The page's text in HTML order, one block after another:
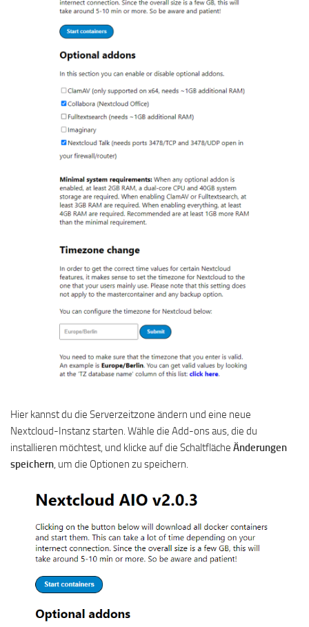
Hier kannst du die Serverzeitzone ändern und eine neue
Nextcloud-Instanz starten. Wähle die Add-ons aus, die du
installieren möchtest, und klicke auf die Schaltfläche Änderungen
speichern, um die Optionen zu speichern.